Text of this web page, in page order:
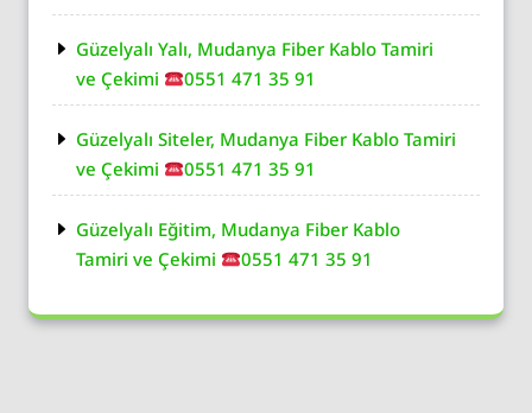
Güzelyalı Yalı, Mudanya Fiber Kablo Tamiri
ve Çekimi
0551 471 35 91
Güzelyalı Siteler, Mudanya Fiber Kablo Tamiri
ve Çekimi
0551 471 35 91
Güzelyalı Eğitim, Mudanya Fiber Kablo
Tamiri ve Çekimi
0551 471 35 91